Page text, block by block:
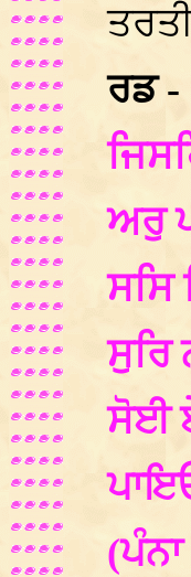
ਰਡ -
ਅਰੁ
ਸਸਿ
ਸੁਰਿ
ਸੋਈ